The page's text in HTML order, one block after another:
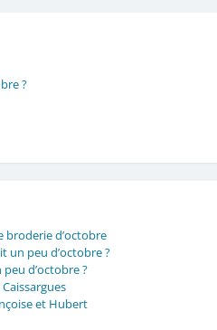
?
broderie d’octobre
un peu d’octobre ?
peu d’octobre ?
et Hubert